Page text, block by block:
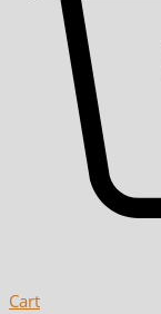
Cart